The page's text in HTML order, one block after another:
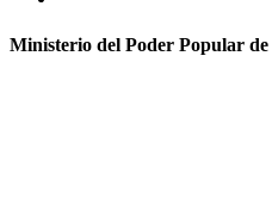
Ministerio del Poder Popular